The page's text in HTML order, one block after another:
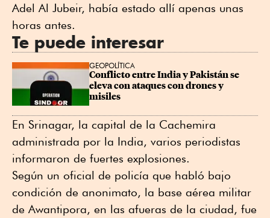
Adel Al Jubeir, había estado allí apenas unas
horas antes.
Te puede interesar
GEOPOLÍTICA
Conflicto entre India y Pakistán se
eleva con ataques con drones y
misiles
En Srinagar, la capital de la Cachemira
administrada por la India, varios periodistas
informaron de fuertes explosiones.
Según un oficial de policía que habló bajo
condición de anonimato, la base aérea militar
de Awantipora, en las afueras de la ciudad, fue